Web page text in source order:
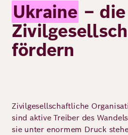
Stiftung
Förderung
Ukraine –
fördern
Zivilgesellschaftliche
sind aktive Treiber des
sie unter enormem Druck